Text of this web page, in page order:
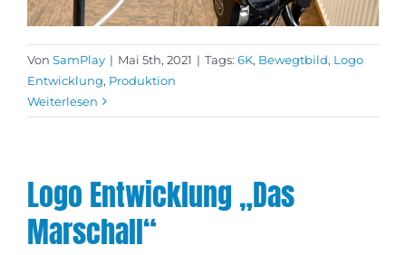
Von SamPlay | Mai 5th, 2021 | Tags: 6K, Bewegtbild, Logo
Entwicklung, Produktion
Weiterlesen
Logo Entwicklung „Das
Marschall“